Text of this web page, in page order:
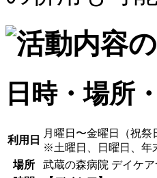
日時・場所
利用日
月曜日〜金曜日（祝祭
※土曜日、日曜日、年
場所
武蔵の森病院 デイケア